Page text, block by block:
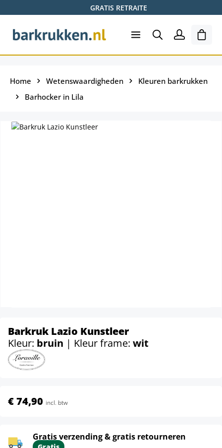
GRATIS RETRAITE
Home Wetenswaardigheden
Kleuren barkrukken
Barhocker in Lila
Barkruk Lazio Kunstleer
Kleur: bruin | Kleur frame: wit
€ 74,90 incl. btw
Gratis verzending & gratis retourneren